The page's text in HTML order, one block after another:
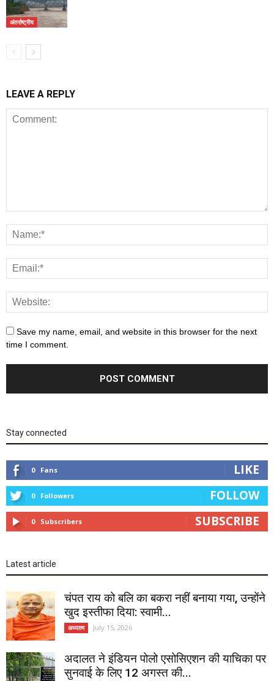
अंतर्राष्ट्रीय
LEAVE A REPLY
Save my name, email, and website in this browser for the next
time I comment.
Stay connected
0 Fans LIKE
0 Followers FOLLOW
0 Subscribers SUBSCRIBE
Latest article
चंपत राय को बलि का बकरा नहीं बनाया गया, उन्होंने
खुद इस्तीफा दिया: स्वामी...
अध्यात्म July 15, 2026
अदालत ने इंडियन पोलो एसोसिएशन की याचिका पर
सुनवाई के लिए 12 अगस्त की...